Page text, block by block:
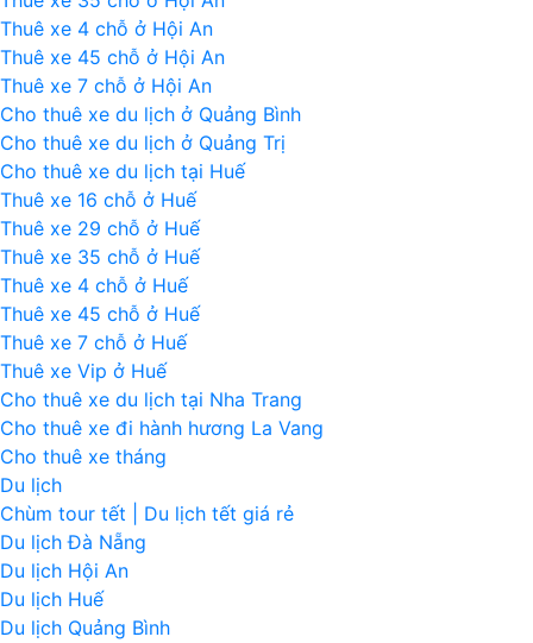
Thuê xe 4 chỗ ở Hội An
Thuê xe 45 chỗ ở Hội An
Thuê xe 7 chỗ ở Hội An
Cho thuê xe du lịch ở Quảng Bình
Cho thuê xe du lịch ở Quảng Trị
Cho thuê xe du lịch tại Huế
Thuê xe 16 chỗ ở Huế
Thuê xe 29 chỗ ở Huế
Thuê xe 35 chỗ ở Huế
Thuê xe 4 chỗ ở Huế
Thuê xe 45 chỗ ở Huế
Thuê xe 7 chỗ ở Huế
Thuê xe Vip ở Huế
Cho thuê xe du lịch tại Nha Trang
Cho thuê xe đi hành hương La Vang
Cho thuê xe tháng
Du lịch
Chùm tour tết | Du lịch tết giá rẻ
Du lịch Đà Nẵng
Du lịch Hội An
Du lịch Huế
Du lịch Quảng Bình